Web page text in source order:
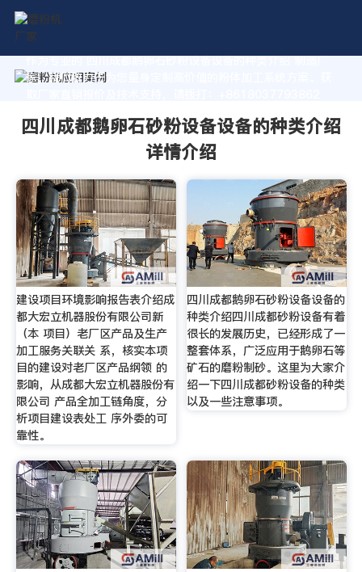
作为专业的 四川成都鹅卵石砂粉设备设备的种类介绍 制造厂
家，我们致力于为您量身定制高价值的粉体加工系统方案。获
四川成都鹅卵石砂粉设备设备的种类介绍
详情介绍
建设项目环境影响报告表介绍成
都大宏立机器股份有限公司新
（本 项目）老厂区产品及生产
加工服务关联关 系，核实本项
目的建设对老厂区产品纲领 的
影响，从成都大宏立机器股份有
限公司 产品全加工链角度，分
析项目建设表处工 序外委的可
靠性。
四川成都鹅卵石砂粉设备设备的
种类介绍四川成都砂粉设备有着
很长的发展历史，已经形成了一
整套体系，广泛应用于鹅卵石等
矿石的磨粉制砂。这里为大家介
绍一下四川成都砂粉设备的种类
以及一些注意事项。